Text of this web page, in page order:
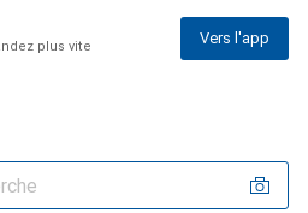
plus vite Vers l'app